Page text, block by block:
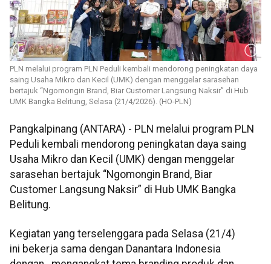
PLN melalui program PLN Peduli kembali mendorong peningkatan daya
saing Usaha Mikro dan Kecil (UMK) dengan menggelar sarasehan
bertajuk “Ngomongin Brand, Biar Customer Langsung Naksir” di Hub
UMK Bangka Belitung, Selasa (21/4/2026). (HO-PLN)
Pangkalpinang (ANTARA) - PLN melalui program PLN
Peduli kembali mendorong peningkatan daya saing
Usaha Mikro dan Kecil (UMK) dengan menggelar
sarasehan bertajuk “Ngomongin Brand, Biar
Customer Langsung Naksir” di Hub UMK Bangka
Belitung.
Kegiatan yang terselenggara pada Selasa (21/4)
ini bekerja sama dengan Danantara Indonesia